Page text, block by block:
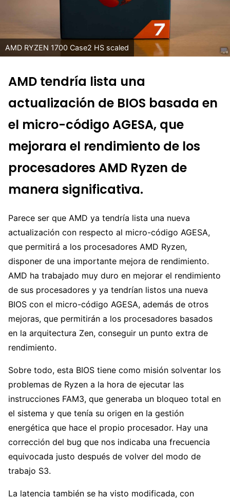
AMD RYZEN 1700 Case2 HS scaled
AMD tendría lista una
actualización de BIOS basada en
el micro-código AGESA, que
mejorara el rendimiento de los
procesadores AMD Ryzen de
manera significativa.
Parece ser que AMD ya tendría lista una nueva
actualización con respecto al micro-código AGESA,
que permitirá a los procesadores AMD Ryzen,
disponer de una importante mejora de rendimiento.
AMD ha trabajado muy duro en mejorar el rendimiento
de sus procesadores y ya tendrían listos una nueva
BIOS con el micro-código AGESA, además de otros
mejoras, que permitirán a los procesadores basados
en la arquitectura Zen, conseguir un punto extra de
rendimiento.
Sobre todo, esta BIOS tiene como misión solventar los
problemas de Ryzen a la hora de ejecutar las
instrucciones FAM3, que generaba un bloqueo total en
el sistema y que tenía su origen en la gestión
energética que hace el propio procesador. Hay una
corrección del bug que nos indicaba una frecuencia
equivocada justo después de volver del modo de
trabajo S3.
La latencia también se ha visto modificada, con